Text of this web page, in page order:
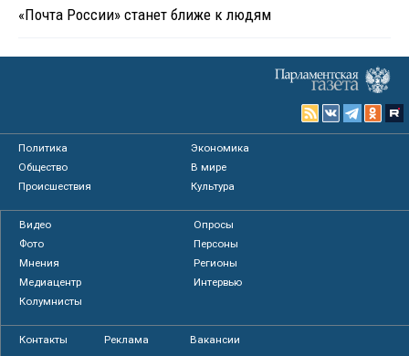
«Почта России» станет ближе к людям
Политика
Экономика
Общество
В мире
Происшествия
Культура
Видео
Опросы
Фото
Персоны
Мнения
Регионы
Медиацентр
Интервью
Колумнисты
Контакты Реклама Вакансии